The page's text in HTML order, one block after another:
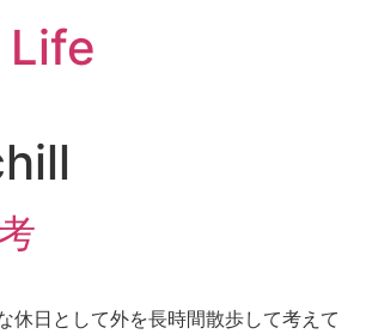
休日として外を長時間散歩して考えて